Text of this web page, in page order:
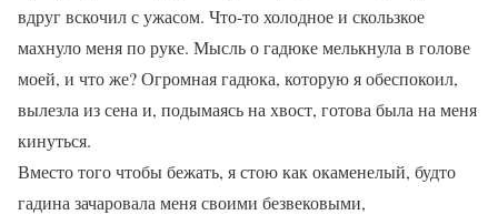
вдруг вскочил с ужасом. Что-то холодное и скользкое
махнуло меня по руке. Мысль о гадюке мелькнула в голове
моей, и что же? Огромная гадюка, которую я обеспокоил,
вылезла из сена и, подымаясь на хвост, готова была на меня
кинуться.
Вместо того чтобы бежать, я стою как окаменелый, будто
гадина зачаровала меня своими безвековыми,